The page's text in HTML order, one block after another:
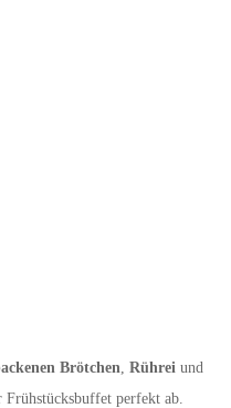
Brötchen Rührei und
Frühstücksbuffet perfekt ab.